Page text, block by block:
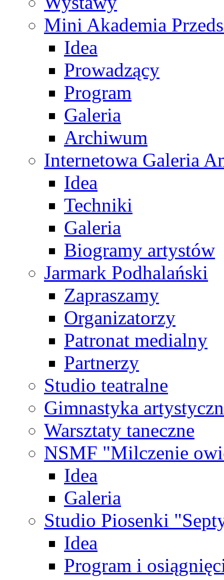
Mini Akademia
Idea
Prowadzący
Program
Galeria
Archiwum
Internetowa Galeria
Idea
Techniki
Galeria
Biogramy artystów
Jarmark Podhalański
Zapraszamy
Organizatorzy
Patronat medialny
Partnerzy
Studio teatralne
Gimnastyka
Warsztaty taneczne
NSMF "Milczenie
Idea
Galeria
Studio Piosenki
Idea
Program i